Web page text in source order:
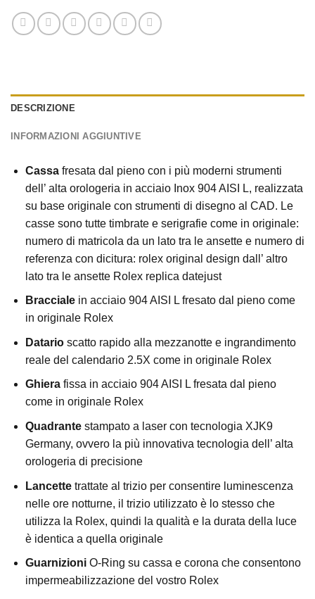
DESCRIZIONE
INFORMAZIONI AGGIUNTIVE
Cassa fresata dal pieno con i più moderni strumenti
dell’ alta orologeria in acciaio Inox 904 AISI L, realizzata
su base originale con strumenti di disegno al CAD. Le
casse sono tutte timbrate e serigrafie come in originale:
numero di matricola da un lato tra le ansette e numero di
referenza con dicitura: rolex original design dall’ altro
lato tra le ansette Rolex replica datejust
Braccialein acciaio 904 AISI L fresato dal pieno come
in originale Rolex
Datario scatto rapido alla mezzanotte e ingrandimento
reale del calendario 2.5X come in originale Rolex
Ghierafissa in acciaio 904 AISI L fresata dal pieno
come in originale Rolex
Quadrantestampato a laser con tecnologia XJK9
Germany, ovvero la più innovativa tecnologia dell’ alta
orologeria di precisione
Lancettetrattate al trizio per consentire luminescenza
nelle ore notturne, il trizio utilizzato è lo stesso che
utilizza la Rolex, quindi la qualità e la durata della luce
è identica a quella originale
GuarnizioniO-Ring su cassa e corona che consentono
impermeabilizzazione del vostro Rolex